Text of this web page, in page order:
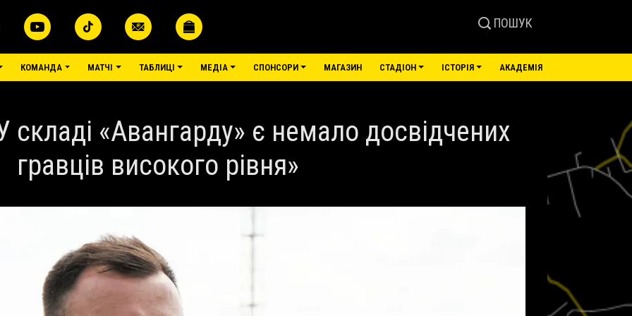
ПОШУК
КОМАНДА МАТЧІ ТАБЛИЦІ МЕДІА СПОНСОРИ МАГАЗИН СТАДІОН ІСТОРІЯ АКАДЕМІЯ
«Авангарду» є немало досвідчених
гравців високого рівня»